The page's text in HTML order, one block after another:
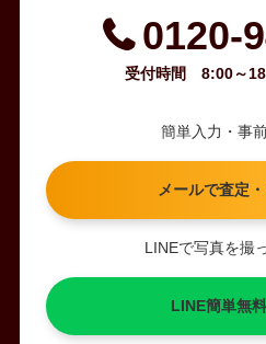
0120-
受付時間 8:00～
簡単入力・事
メールで査定
LINEで写真を撮
LINE簡単無